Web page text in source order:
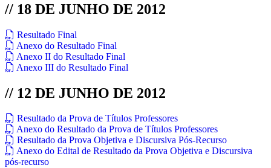
// 18 DE JUNHO DE 2012
Resultado Final
Anexo do Resultado Final
Anexo II do Resultado Final
Anexo III do Resultado Final
// 12 DE JUNHO DE 2012
Resultado da Prova de Títulos Professores
Anexo do Resultado da Prova de Títulos Professores
Resultado da Prova Objetiva e Discursiva Pós-Recurso
Anexo do Edital de Resultado da Prova Objetiva e Discursiva
pós-recurso